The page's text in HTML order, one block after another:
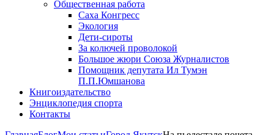
Общественная работа
Саха Конгресс
Экология
Дети-сироты
За колючей проволокой
Большое жюри Союза Журналистов
Помощник депутата Ил Тумэн
П.П.Юмшанова
Книгоиздательство
Энциклопедия спорта
Контакты